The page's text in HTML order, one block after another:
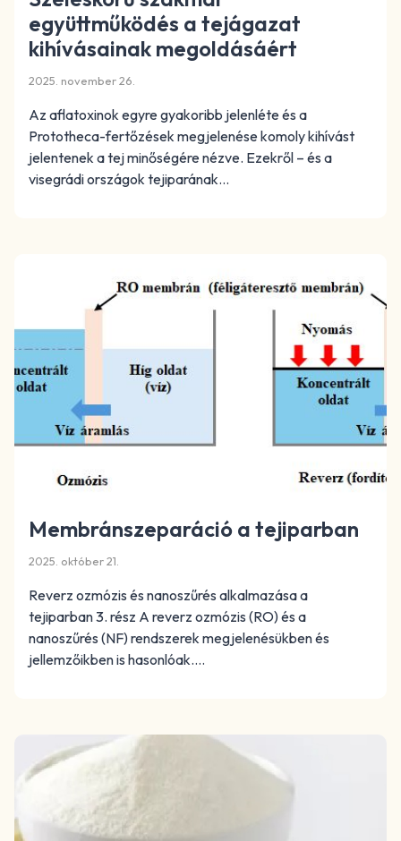
együttműködés a tejágazat
kihívásainak megoldásáért
2025. november 26.
Az aflatoxinok egyre gyakoribb jelenléte és a
Prototheca-fertőzések megjelenése komoly kihívást
jelentenek a tej minőségére nézve. Ezekről – és a
visegrádi országok tejiparának…
Membránszeparáció a tejiparban
2025. október 21.
Reverz ozmózis és nanoszűrés alkalmazása a
tejiparban 3. rész A reverz ozmózis (RO) és a
nanoszűrés (NF) rendszerek megjelenésükben és
jellemzőikben is hasonlóak….